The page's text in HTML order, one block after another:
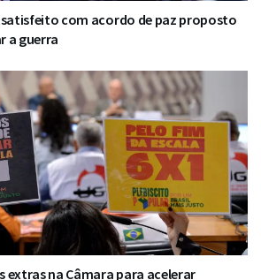
com acordo de paz proposto
a guerra
extras na Câmara para acelerar